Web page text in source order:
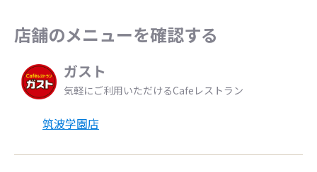
店舗のメニューを確認する
ガスト
気軽にご利用いただけるCafeレストラン
筑波学園店